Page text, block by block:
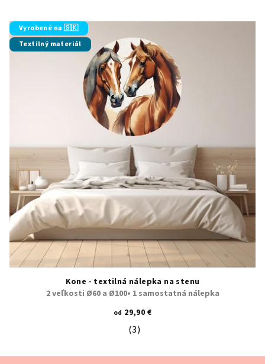
Vyrobené na 🇸🇰
Textilný materiál
Kone - textilná nálepka na stenu
2 veľkosti Ø60 a Ø100• 1 samostatná nálepka
od 29,90 €
Priemerné hodnotenie produktu
(3)